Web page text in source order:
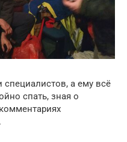
а ему всё
спать, зная о